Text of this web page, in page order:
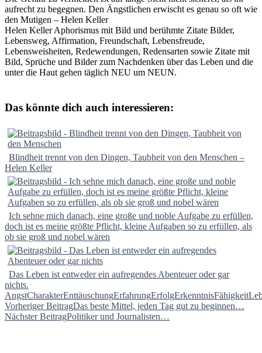
aufrecht zu begegnen. Den Ängstlichen erwischt es genau so oft wie
den Mutigen – Helen Keller
Helen Keller Aphorismus mit Bild und berühmte Zitate Bilder,
Lebensweg, Affirmation, Freundschaft, Lebensfreude,
Lebensweisheiten, Redewendungen, Redensarten sowie Zitate mit
Bild, Sprüche und Bilder zum Nachdenken über das Leben und die
unter die Haut gehen täglich NEU um NEUN.
Das könnte dich auch interessieren:
Blindheit trennt von den Dingen, Taubheit von den Menschen –
Helen Keller
Ich sehne mich danach, eine große und noble Aufgabe zu erfüllen,
doch ist es meine größte Pflicht, kleine Aufgaben so zu erfüllen, als
ob sie groß und nobel wären
Das Leben ist entweder ein aufregendes Abenteuer oder gar
nichts.
AngstCharakterEnttäuschungErfahrungErfolgErkenntnisFähigkeit
Beitragsnavigation
Vorheriger BeitragDas beste Mittel, jeden Tag gut zu beginnen…
Nächster BeitragPolitiker und Journalisten…